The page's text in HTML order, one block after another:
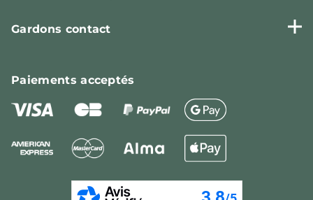
Gardons contact
Paiementsacceptés